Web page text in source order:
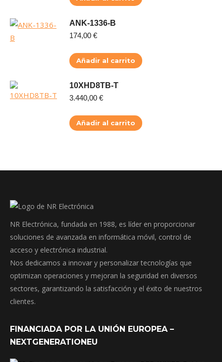
ANK-1336-B
174,00 €
Añadir al carrito
10XHD8TB-T
3.440,00 €
Añadir al carrito
NR Electrónica, fundada en 1988, es líder en proporcionar
soluciones de avanzada en informática móvil, control de
acceso y electrónica industrial.
Nos dedicamos a innovar y personalizar tecnologías que
optimizan operaciones y mejoran la seguridad en diversos
sectores, garantizando la satisfacción y el éxito de nuestros
clientes.
FINANCIADA POR LA UNIÓN EUROPEA –
NEXTGENERATIONEU